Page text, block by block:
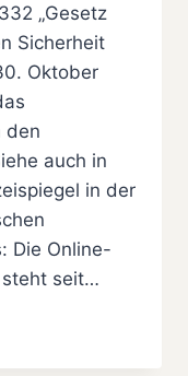
„Gesetz
Sicherheit
Oktober
den
auch in
in der
Die Online-
steht seit…